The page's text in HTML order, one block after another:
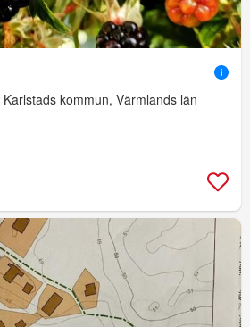
kommun, Värmlands län